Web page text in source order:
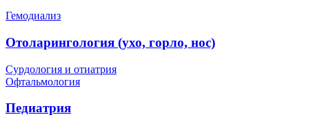
Гемодиализ
Отоларингология (ухо, горло, нос)
Сурдология и отиатрия
Офтальмология
Педиатрия